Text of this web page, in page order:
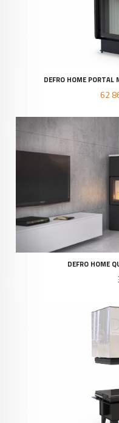
DEFRO HOME
62
DEFRO HOME